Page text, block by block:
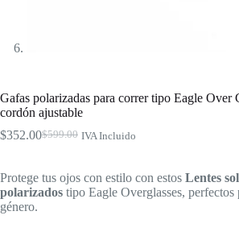
Gafas polarizadas para correr tipo Eagle Over
cordón ajustable
$599.00
El
original
era:
$599.00.
$352.00El
actual
es:
$352.00.
IVA Incluido
Protege tus ojos con estilo con estos Lentes
polarizados tipo Eagle Overglasses, perfectos
género.